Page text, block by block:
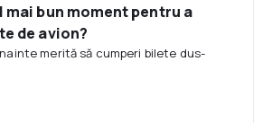
mai bun moment pentru a
de avion?
merită să cumperi bilete dus-